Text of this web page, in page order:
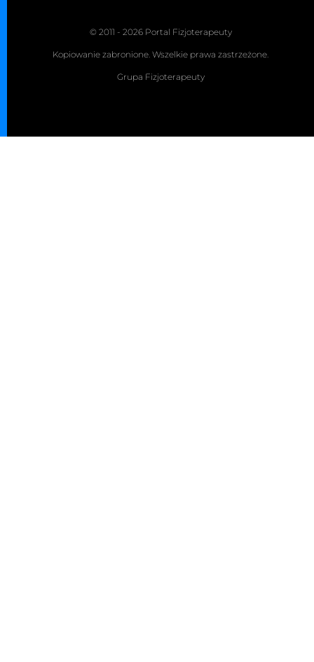
© 2011 - 2026 Portal Fizjoterapeuty
Kopiowanie zabronione. Wszelkie prawa zastrzeżone.
Grupa Fizjoterapeuty